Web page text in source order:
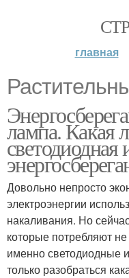
главная
лампа. Какая
светодиодная
Довольно непросто
электроэнергии
накаливания. Но
которые потребляют
именно светодиодные
только разобраться